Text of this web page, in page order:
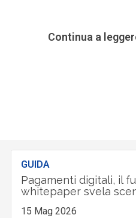
Continua a
GUIDA
Pagamenti digitali, il
whitepaper svela
15 Mag 2026